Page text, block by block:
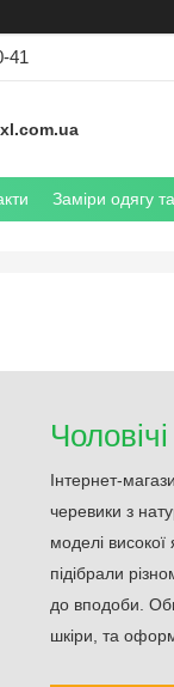
41
Заміри одягу
Інтернет-
черевики з
моделі високої
підібрали
до вподоби.
шкіри, та